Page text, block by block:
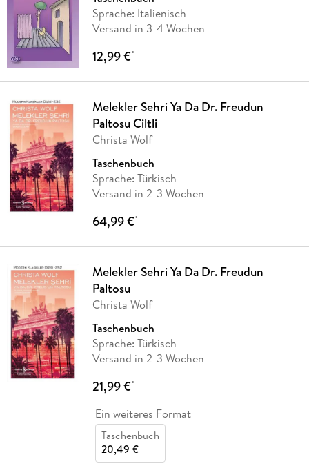
Sprache: Italienisch
Versand in 3-4 Wochen
12,99 €*
Melekler Sehri Ya Da Dr. Freudun
Paltosu Ciltli
Christa Wolf
Taschenbuch
Sprache: Türkisch
Versand in 2-3 Wochen
64,99 €*
Melekler Sehri Ya Da Dr. Freudun
Paltosu
Christa Wolf
Taschenbuch
Sprache: Türkisch
Versand in 2-3 Wochen
21,99 €*
Ein weiteres Format
Taschenbuch
20,49 €